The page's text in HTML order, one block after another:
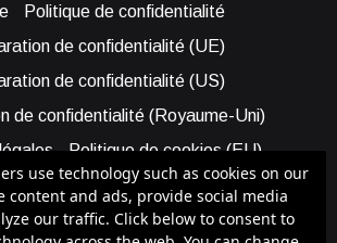
Politique de confidentialité
de confidentialité (UE)
de confidentialité (US)
de confidentialité (Royaume-Uni)
Politique de cookies (EU)
(AUS)
Cookie Policy (US)
nous ?
Participer à Blois Capitale
use technology such as cookies on our
content and ads, provide social media
our traffic. Click below to consent to